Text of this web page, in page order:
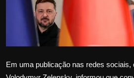
Educação
Em uma publicação nas redes sociais,